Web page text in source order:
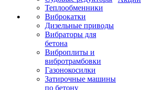
Теплообменники
Виброкатки
Дизельные приводы
Вибраторы для
бетона
Виброплиты и
вибротрамбовки
Газонокосилки
Затирочные машины
по бетону